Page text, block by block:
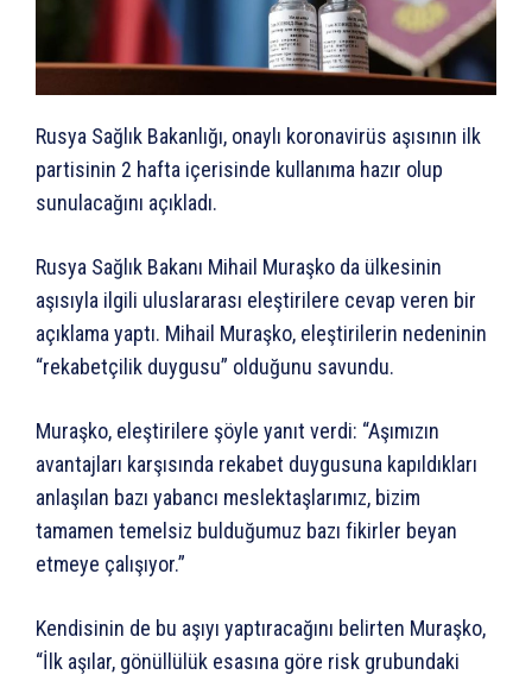
Rusya Sağlık Bakanlığı, onaylı koronavirüs aşısının ilk
partisinin 2 hafta içerisinde kullanıma hazır olup
sunulacağını açıkladı.
Rusya Sağlık Bakanı Mihail Muraşko da ülkesinin
aşısıyla ilgili uluslararası eleştirilere cevap veren bir
açıklama yaptı. Mihail Muraşko, eleştirilerin nedeninin
“rekabetçilik duygusu” olduğunu savundu.
Muraşko, eleştirilere şöyle yanıt verdi: “Aşımızın
avantajları karşısında rekabet duygusuna kapıldıkları
anlaşılan bazı yabancı meslektaşlarımız, bizim
tamamen temelsiz bulduğumuz bazı fikirler beyan
etmeye çalışıyor.”
Kendisinin de bu aşıyı yaptıracağını belirten Muraşko,
“İlk aşılar, gönüllülük esasına göre risk grubundaki